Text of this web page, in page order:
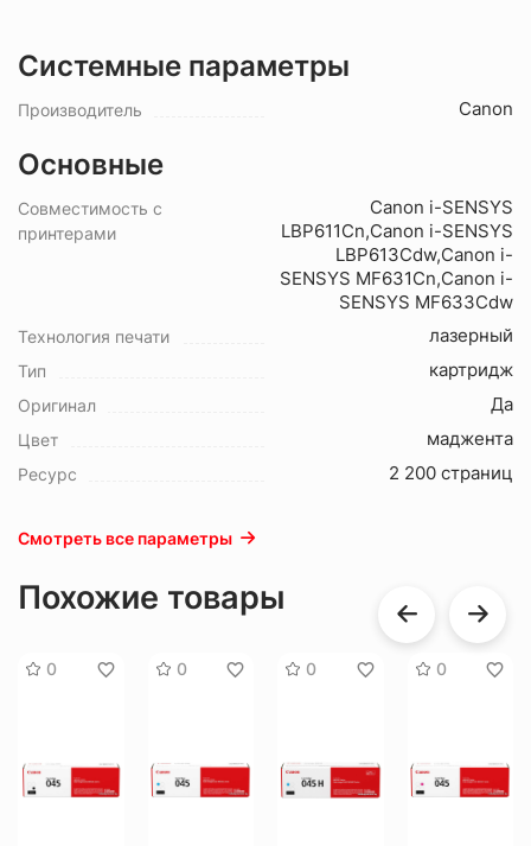
Системные параметры
Производитель Canon
Основные
Совместимость с
принтерами
Canon i-SENSYS
LBP611Cn,Canon i-SENSYS
LBP613Cdw,Canon i-
SENSYS MF631Cn,Canon i-
SENSYS MF633Cdw
Технология печати лазерный
Тип картридж
Оригинал Да
Цвет маджента
Ресурс 2 200 страниц
Смотреть все параметры
Похожие товары
0 0 0 0